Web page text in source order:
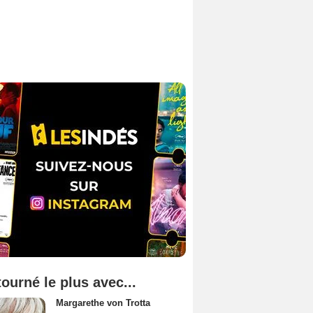
le plus avec...
Margarethe von Trotta